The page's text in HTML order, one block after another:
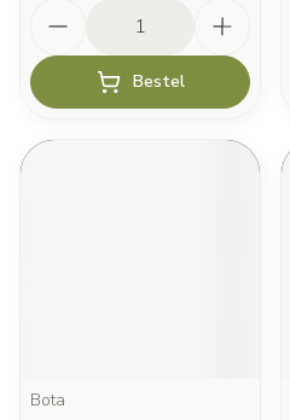
Bestel
Bota